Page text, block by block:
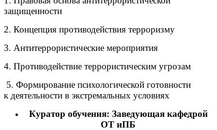
защищенности
2. Концепция противодействия терроризму
3. Антитеррористические мероприятия
4. Противодействие террористическим угрозам
5. Формирование психологической готовности
к деятельности в экстремальных условиях
Куратор обучения: Заведующая кафедрой
ОТ иПБ